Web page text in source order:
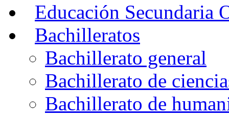
Educación Secundaria
Bachilleratos
Bachillerato general
Bachillerato de
Bachillerato de